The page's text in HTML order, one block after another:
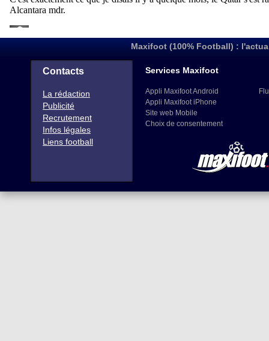
Maxifoot (100% Football) :
Contacts
La rédaction
Publicité
Recrutement
Infos légales
Liens football
Services Maxifoot
Appli Maxifoot Android
Appli Maxifoot iPhone
Site web Mobile
Choix de consentement